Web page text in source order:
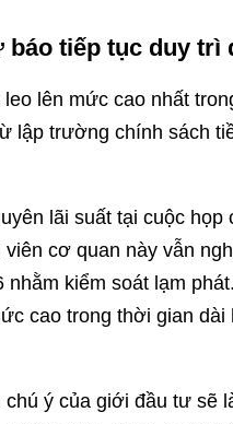
tiếp tục duy trì
lên mức cao nhất
lập trường chính sách
lãi suất tại cuộc
cơ quan này vẫn
kiểm soát lạm
cao trong thời gian
chú ý của giới đầu tư sẽ